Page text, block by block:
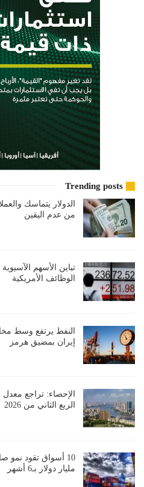
Trending posts
الدولار يتماسك
من عدم اليقين
تباين الأسهم
الوظائف الأمريكية
النفط يرتفع وسط
إيران بمضيق هرمز
الربع الثاني من 2026
مليار دولار بـ6 أشهر